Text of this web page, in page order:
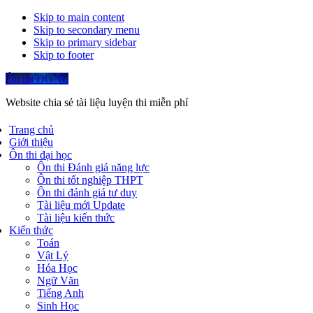
Skip to main content
Skip to secondary menu
Skip to primary sidebar
Skip to footer
Ôn thi ĐGNL
Website chia sẻ tài liệu luyện thi miễn phí
Trang chủ
Giới thiệu
Ôn thi đại học
Ôn thi Đánh giá năng lực
Ôn thi tốt nghiệp THPT
Ôn thi đánh giá tư duy
Tài liệu mới Update
Tài liệu kiến thức
Kiến thức
Toán
Vật Lý
Hóa Học
Ngữ Văn
Tiếng Anh
Sinh Học